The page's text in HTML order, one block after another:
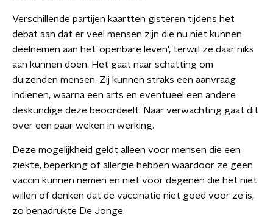
Verschillende partijen kaartten gisteren tijdens het
debat aan dat er veel mensen zijn die nu niet kunnen
deelnemen aan het 'openbare leven', terwijl ze daar niks
aan kunnen doen. Het gaat naar schatting om
duizenden mensen. Zij kunnen straks een aanvraag
indienen, waarna een arts en eventueel een andere
deskundige deze beoordeelt. Naar verwachting gaat dit
over een paar weken in werking.
Deze mogelijkheid geldt alleen voor mensen die een
ziekte, beperking of allergie hebben waardoor ze geen
vaccin kunnen nemen en niet voor degenen die het niet
willen of denken dat de vaccinatie niet goed voor ze is,
zo benadrukte De Jonge.